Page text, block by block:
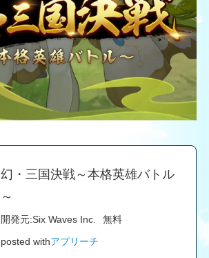
幻・三国決戦～本格英雄バトル
～
開発元:Six Waves Inc.
無料
posted withアプリーチ